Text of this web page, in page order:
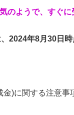
のようで、すぐに
2024年8月30日
)に関する注意事